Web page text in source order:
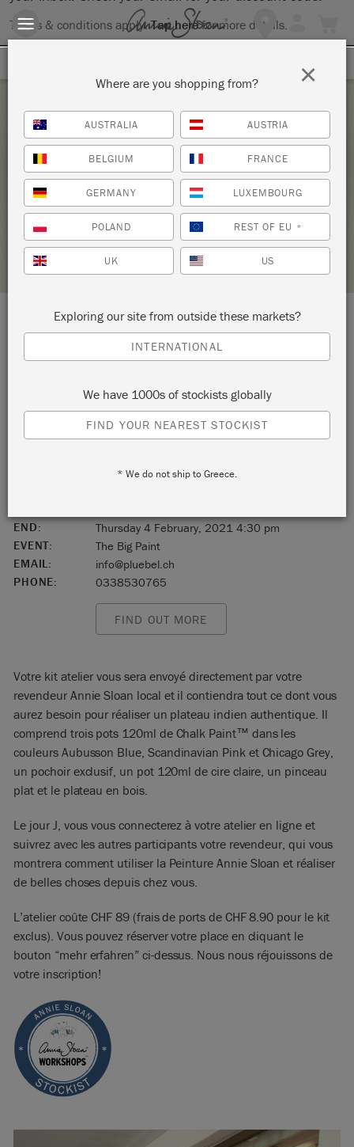
Terms & conditions apply.Tap herefor more details.
Thursday 4 February, 2021
LA GRANDE PEINTURE – UN ATELIER EN
LIGNE
PLÜBEL.
STOCKIST PROFILE
LOCATION: Obere Hauptgasse 8
Switzerland
3600
END:
Thursday 4 February, 2021 4:30 pm
EVENT:
The Big Paint
EMAIL:
info@pluebel.ch
PHONE:
0338530765
FIND OUT MORE
Votre kit atelier vous sera envoyé directement par votre
revendeur Annie Sloan local et il contiendra tout ce dont vous
aurez besoin pour réaliser un plateau indien authentique. Il
comprend trois pots 120ml de Chalk Paint™ dans les
couleurs Aubusson Blue, Scandinavian Pink et Chicago Grey,
un pochoir exclusif, un pot 120ml de cire claire, un pinceau
plat et le plateau en bois.
Le jour J, vous vous connecterez à votre atelier en ligne et
suivrez avec les autres participants votre revendeur, qui vous
montrera comment utiliser la Peinture Annie Sloan et réaliser
de belles choses depuis chez vous.
L’atelier coûte CHF 89 (frais de ports de CHF 8.90 pour le kit
exclus). Vous pouvez réserver votre place en cliquant le
bouton “mehr erfahren” ci-dessus. Nous nous réjouissons de
votre inscription!
Where are you shopping from?
AUSTRALIA AUSTRIA
BELGIUM FRANCE
GERMANY LUXEMBOURG
POLAND REST OF EU *
UK US
Exploring our site from outside these markets?
INTERNATIONAL
We have 1000s of stockists globally
FIND YOUR NEAREST STOCKIST
* We do not ship to Greece.
×